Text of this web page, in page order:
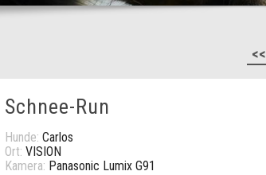
<<
Schnee-Run
Hunde: Carlos
Ort: VISION
Kamera: Panasonic Lumix G91